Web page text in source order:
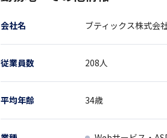
会社名 ブティックス株式会
従業員数 208人
平均年齢 34歳